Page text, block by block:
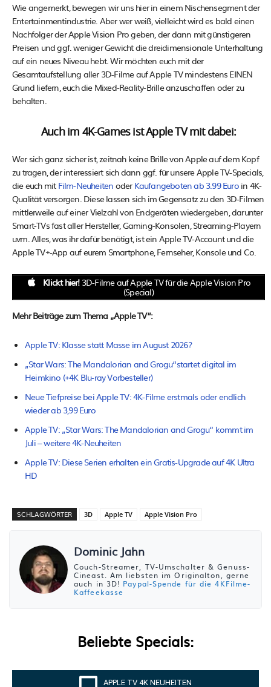
Wie angemerkt, bewegen wir uns hier in einem Nischensegment der
Entertainmentindustrie. Aber wer weiß, vielleicht wird es bald einen
Nachfolger der Apple Vision Pro geben, der dann mit günstigeren
Preisen und ggf. weniger Gewicht die dreidimensionale Unterhaltung
auf ein neues Niveau hebt. Wir möchten euch mit der
Gesamtaufstellung aller 3D-Filme auf Apple TV mindestens EINEN
Grund liefern, euch die Mixed-Reality-Brille anzuschaffen oder zu
behalten.
Auch im 4K-Games ist Apple TV mit dabei:
Wer sich ganz sicher ist, zeitnah keine Brille von Apple auf dem Kopf
zu tragen, der interessiert sich dann ggf. für unsere Apple TV-Specials,
die euch mitFilm-Neuheiten oder Kaufangeboten ab 3.99 Euroin 4K-
Qualität versorgen. Diese lassen sich im Gegensatz zu den 3D-Filmen
mittlerweile auf einer Vielzahl von Endgeräten wiedergeben, darunter
Smart-TVs fast aller Hersteller, Gaming-Konsolen, Streaming-Playern
uvm. Alles, was ihr dafür benötigt, ist ein Apple TV-Account und die
Apple TV+-App auf eurem Smartphone, Fernseher, Konsole und Co.
Klickt hier!3D-Filme auf Apple TV für die Apple Vision Pro
(Special)
Mehr Beiträge zum Thema „Apple TV“:
Apple TV: Klasse statt Masse im August 2026?
„Star Wars: The Mandalorian and Grogu“startet digital im
Heimkino (+4K Blu-ray Vorbesteller)
Neue Tiefpreise bei Apple TV: 4K-Filme erstmals oder endlich
wieder ab 3,99 Euro
Apple TV: „Star Wars: The Mandalorian and Grogu“ kommt im
Juli – weitere 4K-Neuheiten
Apple TV: Diese Serien erhalten ein Gratis-Upgrade auf 4K Ultra
HD
SCHLAGWÖRTER 3D Apple TV Apple Vision Pro
Dominic Jahn
Couch-Streamer, TV-Umschalter & Genuss-
Cineast. Am liebsten im Originalton, gerne
auch in 3D! Paypal-Spende für die 4KFilme-
Kaffeekasse
Beliebte Specials:
APPLE TV 4K NEUHEITEN